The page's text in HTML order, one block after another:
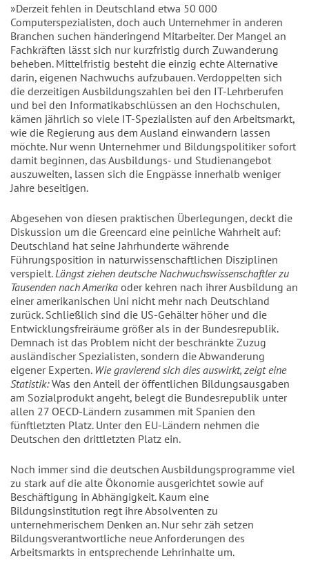
»Derzeit fehlen in Deutschland etwa 50 000
Computerspezialisten, doch auch Unternehmer in anderen
Branchen suchen händeringend Mitarbeiter. Der Mangel an
Fachkräften lässt sich nur kurzfristig durch Zuwanderung
beheben. Mittelfristig besteht die einzig echte Alternative
darin, eigenen Nachwuchs aufzubauen. Verdoppelten sich
die derzeitigen Ausbildungszahlen bei den IT-Lehrberufen
und bei den Informatikabschlüssen an den Hochschulen,
kämen jährlich so viele IT-Spezialisten auf den Arbeitsmarkt,
wie die Regierung aus dem Ausland einwandern lassen
möchte. Nur wenn Unternehmer und Bildungspolitiker sofort
damit beginnen, das Ausbildungs- und Studienangebot
auszuweiten, lassen sich die Engpässe innerhalb weniger
Jahre beseitigen.
Abgesehen von diesen praktischen Überlegungen, deckt die
Diskussion um die Greencard eine peinliche Wahrheit auf:
Deutschland hat seine Jahrhunderte währende
Führungsposition in naturwissenschaftlichen Disziplinen
verspielt. Längst ziehen deutsche Nachwuchswissenschaftler zu
Tausenden nach Amerika oder kehren nach ihrer Ausbildung an
einer amerikanischen Uni nicht mehr nach Deutschland
zurück. Schließlich sind die US-Gehälter höher und die
Entwicklungsfreiräume größer als in der Bundesrepublik.
Demnach ist das Problem nicht der beschränkte Zuzug
ausländischer Spezialisten, sondern die Abwanderung
eigener Experten. Wie gravierend sich dies auswirkt, zeigt eine
Statistik:Was den Anteil der öffentlichen Bildungsausgaben
am Sozialprodukt angeht, belegt die Bundesrepublik unter
allen 27 OECD-Ländern zusammen mit Spanien den
fünftletzten Platz. Unter den EU-Ländern nehmen die
Deutschen den drittletzten Platz ein.
Noch immer sind die deutschen Ausbildungsprogramme viel
zu stark auf die alte Ökonomie ausgerichtet sowie auf
Beschäftigung in Abhängigkeit. Kaum eine
Bildungsinstitution regt ihre Absolventen zu
unternehmerischem Denken an. Nur sehr zäh setzen
Bildungsverantwortliche neue Anforderungen des
Arbeitsmarkts in entsprechende Lehrinhalte um.